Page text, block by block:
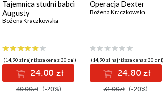
Tajemnica studni babci
Augusty
Bożena Kraczkowska
(14,90 zł najniższa cena z 30 dni)
24.00 zł
30.00zł (-20%)
Operacja Dexter
Bożena Kraczkowska
(14,90 zł najniższa cena z 30 dni)
24.80 zł
31.00zł (-20%)